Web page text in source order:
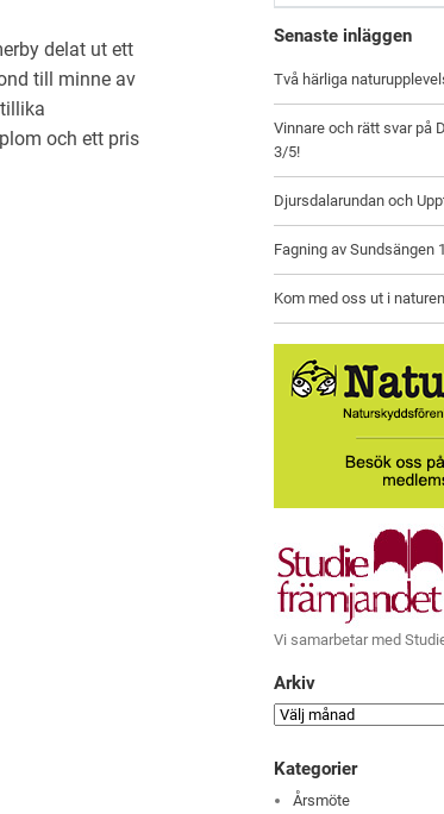
delat ut ett
till minne av
och ett pris
Senaste inläggen
Två härliga
Vinnare och rätt svar på
3/5!
Djursdalarundan och
Fagning av Sundsängen
Kom med oss ut i
Vi samarbetar med
Arkiv
Kategorier
Årsmöte